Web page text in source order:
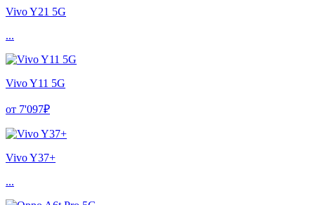
Vivo Y21 5G
...
Vivo Y11 5G
от 7'097₽
Vivo Y37+
...